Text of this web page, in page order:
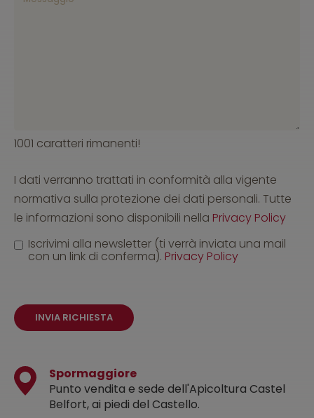
1001 caratteri rimanenti!
I dati verranno trattati in conformità alla vigente
normativa sulla protezione dei dati personali. Tutte
le informazioni sono disponibili nella Privacy Policy
Iscrivimi alla newsletter (ti verrà inviata una mail
con un link di conferma). Privacy Policy
INVIA RICHIESTA
Spormaggiore
Punto vendita e sede dell'Apicoltura Castel
Belfort, ai piedi del Castello.